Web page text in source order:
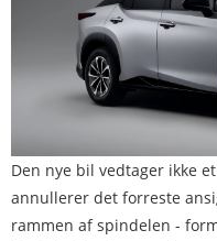
Den nye bil vedtager ikke
annullerer det forreste
rammen af ​​spindelen -